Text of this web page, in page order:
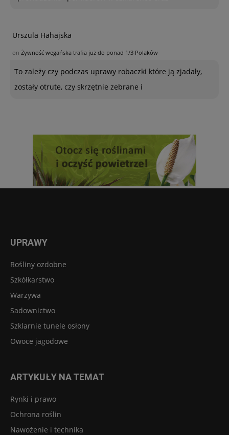
Urszula Hahajska
on Żywność wegańska trafia już do ponad 1/3 Polaków
To zależy czy podczas uprawy robaczki które ją zjadały,
zostały otrute, czy skrzętnie zebrane i
UPRAWY
Rośliny ozdobne
Szkółkarstwo
Warzywa
Sadownictwo
Szklarnie tunele osłony
Owoce jagodowe
ARTYKUŁY NA TEMAT
Rynki i prawo
Ochrona roślin
Nawożenie i technika